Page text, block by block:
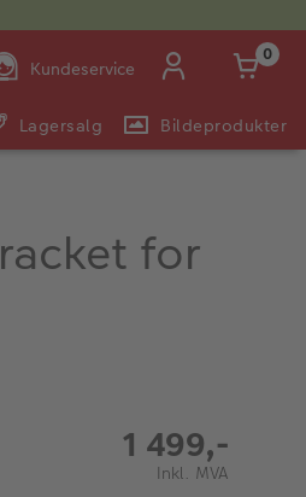
Kundeservice
-
09:00 -
14:00 -
0
Lagersalg Bildeprodukter
for
1 499,-
Inkl. MVA